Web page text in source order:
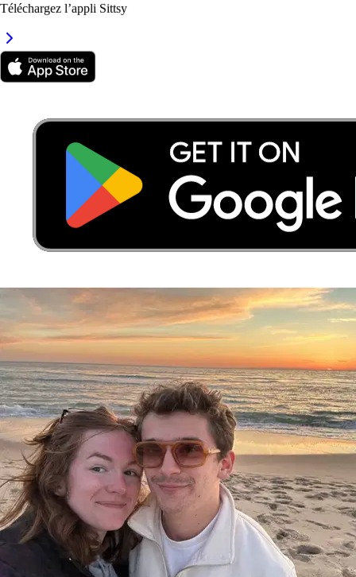
Téléchargez l’appli Sittsy